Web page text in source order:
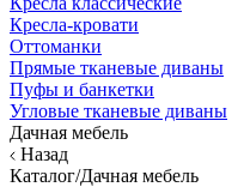
Кресла-кровати
Оттоманки
Прямые тканевые диваны
Пуфы и банкетки
Угловые тканевые диваны
Дачная мебель
Назад
Каталог/Дачная мебель